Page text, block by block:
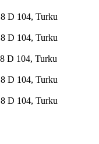
D 104, Turku
D 104, Turku
D 104, Turku
D 104, Turku
D 104, Turku